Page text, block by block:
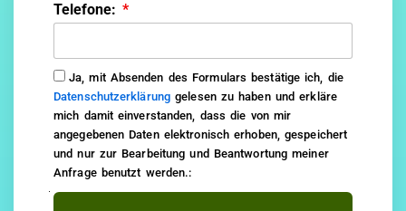
Telefone:
Ja, mit Absenden des Formulars bestätige ich, die
Datenschutzerklärung gelesen zu haben und erkläre
mich damit einverstanden, dass die von mir
angegebenen Daten elektronisch erhoben, gespeichert
und nur zur Bearbeitung und Beantwortung meiner
Anfrage benutzt werden.: